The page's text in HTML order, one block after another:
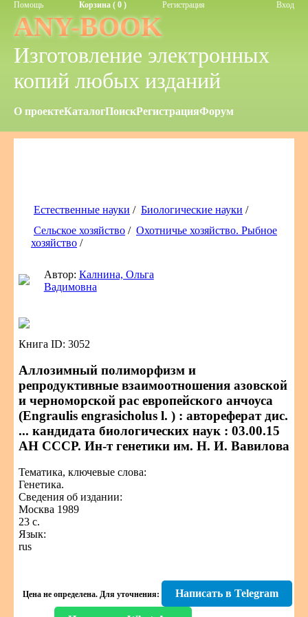
Помощь Корзина ( 0 ) Регистрация Вход
ANY-BOOK
Изготовление электронных
копий любых изданий
О проектеКаталогПоискРегистрацияФорум
Естественные науки / Биологические науки /
Сельское хозяйство / Охотничье хозяйство. Рыбное
хозяйство /
Автор: Калнина, Ольга
Вадимовна
Книга ID: 3052
Аллозимный полиморфизм и
репродуктивные взаимоотношения азовской
и черноморской рас европейского анчоуса
(Engraulis engrasicholus l. ) : автореферат дис.
... кандидата биологических наук : 03.00.15
АН СССР. Ин-т генетики им. Н. И. Вавилова
Тематика, ключевые слова:
Генетика.
Сведения об издании:
Москва 1989
23 с.
Язык:
rus
Цена не определена. Для уточнения: Написать в Telegram